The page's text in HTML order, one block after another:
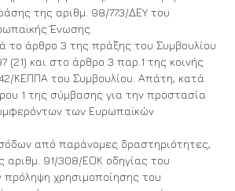
της αριθμ. 98/773/ΔΕΥ του
Ένωσης.
άρθρο 3 της πράξης του Συμβουλίου
(21) και στο άρθρο 3 παρ.1 της κοινής
ΚΕΠΠΑ του Συμβουλίου. Απάτη, κατά
1 της σύμβασης για την προστασία
των Ευρωπαϊκών
από παράνομες δραστηριότητες,
αριθμ. 91/308/ΕΟΚ οδηγίας του
πρόληψη χρησιμοποίησης του